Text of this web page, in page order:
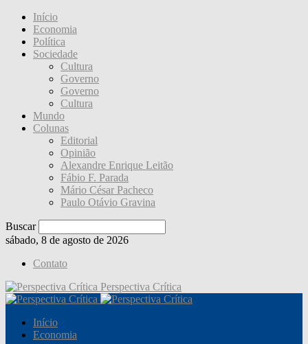
Início
Economia
Política
Sociedade
Cultura
Governo
Governo
Cultura
Mundo
Colunas
Editorial
Opinião
Alexandre Enrique Leitão
Fábio F. Parada
Mário César Pacheco
Paulo Otávio Gravina
Buscar
sábado, 8 de agosto de 2026
Contato
Perspectiva Crítica
Início
Economia